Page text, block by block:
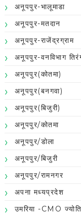
अनूपपुर-भालूमाडा
अनूपपुर-मतदान
अनूपपुर-राजेंद्रग्राम
अनूपपुर-वनविभाग
अनूपपुर(कोतमा)
अनूपपुर(बनगवा)
अनूपपुर(बिजुरी)
अनूपपुर/कोतमा
अनूपपुर/डोला
अनूपपुर/बिजुरी
अनूपपुर/रामनगर
अपना मध्यप्रदेश
उमरिया -CMO